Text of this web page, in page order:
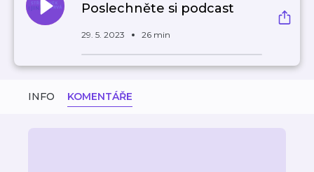
Poslechněte si podcast
29. 5. 2023 26 min
INFO KOMENTÁŘE